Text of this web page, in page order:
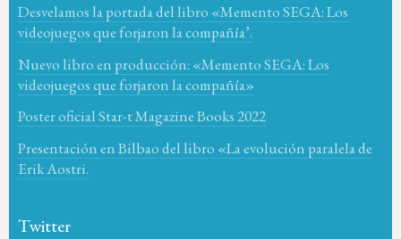
Desvelamos la portada del libro «Memento SEGA: Los
videojuegos que forjaron la compañía’.
Nuevo libro en producción: «Memento SEGA: Los
videojuegos que forjaron la compañía»
Poster oficial Star-t Magazine Books 2022
Presentación en Bilbao del libro «La evolución paralela de
Erik Aostri.
Twitter